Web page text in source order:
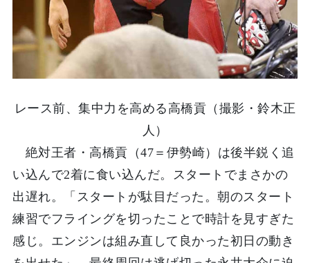
レース前、集中力を高める高橋貢（撮影・鈴木正
人）
絶対王者・高橋貢（47＝伊勢崎）は後半鋭く追
い込んで2着に食い込んだ。スタートでまさかの
出遅れ。「スタートが駄目だった。朝のスタート
練習でフライングを切ったことで時計を見すぎた
感じ。エンジンは組み直して良かった初日の動き